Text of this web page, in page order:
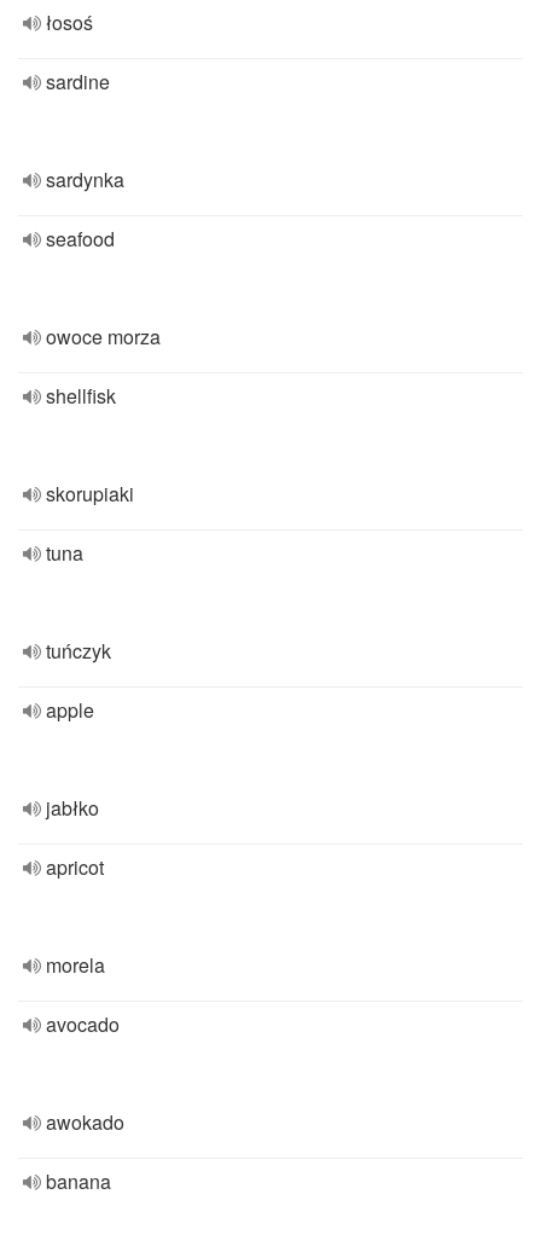
łosoś
sardine
sardynka
seafood
owoce morza
shellfisk
skorupiaki
tuna
tuńczyk
apple
jabłko
apricot
morela
avocado
awokado
banana